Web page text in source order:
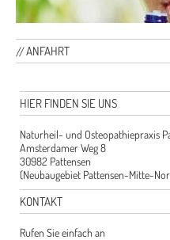
ANFAHRT
HIER FINDEN SIE UNS
Naturheil- und Osteopathiepraxis
Amsterdamer Weg 8
30982 Pattensen
(Neubaugebiet Pattensen-Mitte-
KONTAKT
Rufen Sie einfach an